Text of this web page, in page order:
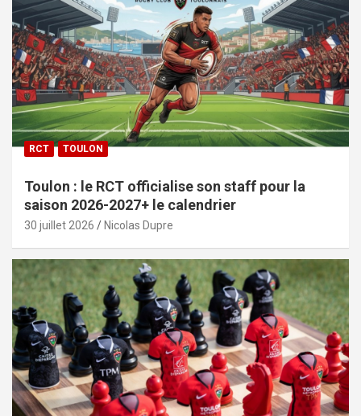
RCT TOULON
Toulon : le RCT officialise son staff pour la
saison 2026-2027+ le calendrier
30 juillet 2026 Nicolas Dupre